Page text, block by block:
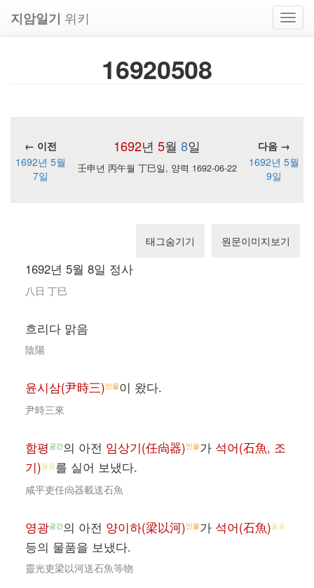
지암일기 위키
16920508
1692년 5월 8일
← 이전
다음 →
1692년 5월
7일
壬申년 丙午월 丁巳일, 양력 1692-06-22
1692년 5월
9일
태그숨기기 원문이미지보기
1692년 5월 8일 정사
八日 丁巳
흐리다 맑음
陰陽
윤시삼(尹時三)인물이 왔다.
尹時三來
함평 공간의 아전 임상기(任尙器)인물가 석어(石魚, 조
기)물품를 실어 보냈다.
咸平吏任尙器載送石魚
영광공간의 아전 양이하(梁以河)인물가 석어(石魚)물품
등의 물품을 보냈다.
靈光吏梁以河送石魚等物